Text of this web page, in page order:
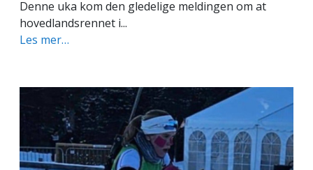
Denne uka kom den gledelige meldingen om at
hovedlandsrennet i...
Les mer…